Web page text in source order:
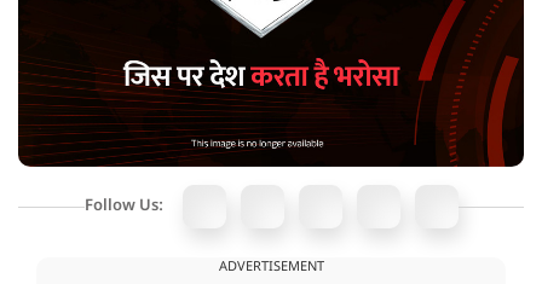
Follow Us:
ADVERTISEMENT